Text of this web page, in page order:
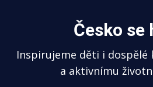
Česko se
Inspirujeme děti i dospělé
a aktivnímu